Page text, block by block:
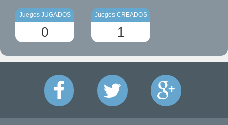
Juegos JUGADOS
0
Juegos CREADOS
1